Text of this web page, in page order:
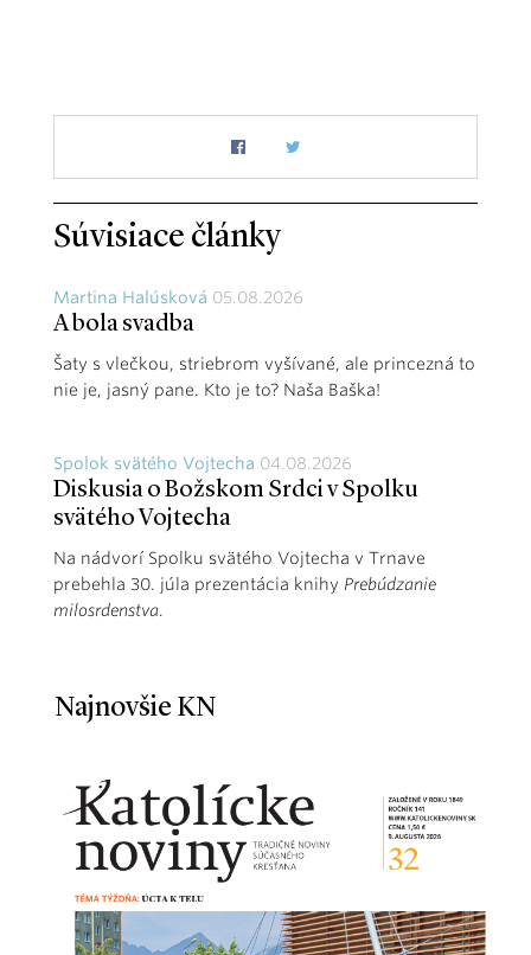
Súvisiace články
Martina Halúsková 05.08.2026
A bola svadba
Šaty s vlečkou, striebrom vyšívané, ale princezná to
nie je, jasný pane. Kto je to? Naša Baška!
Spolok svätého Vojtecha 04.08.2026
Diskusia o Božskom Srdci v Spolku
svätého Vojtecha
Na nádvorí Spolku svätého Vojtecha v Trnave
prebehla 30. júla prezentácia knihy Prebúdzanie
milosrdenstva.
Najnovšie KN